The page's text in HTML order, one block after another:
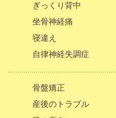
ぎっくり背中
坐骨神経痛
寝違え
自律神経失調症
骨盤矯正
産後のトラブル